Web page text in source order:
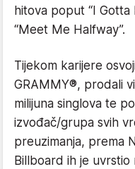
hitova poput “I Gotta
“Meet Me Halfway”.
Tijekom karijere
GRAMMY®, prodali
milijuna singlova te
izvođač/grupa svih
preuzimanja, prema
Billboard ih je uvrstio